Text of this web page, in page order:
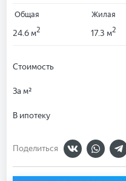
Общая
24.6 м2
Жилая
17.3 м2
Стоимость
За м²
В ипотеку
Поделиться